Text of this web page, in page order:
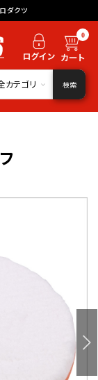
ダクツ
0
カテゴリ 検索